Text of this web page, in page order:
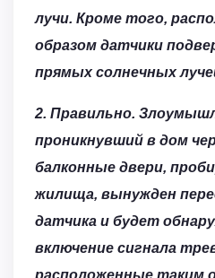
лучи. Кроме того,
образом датчики
прямых солнечных
2. Правильно.
проникнувший в дом
балконные двери,
жилища, вынужден
датчика и будет
включение сигнала
расположенные таким